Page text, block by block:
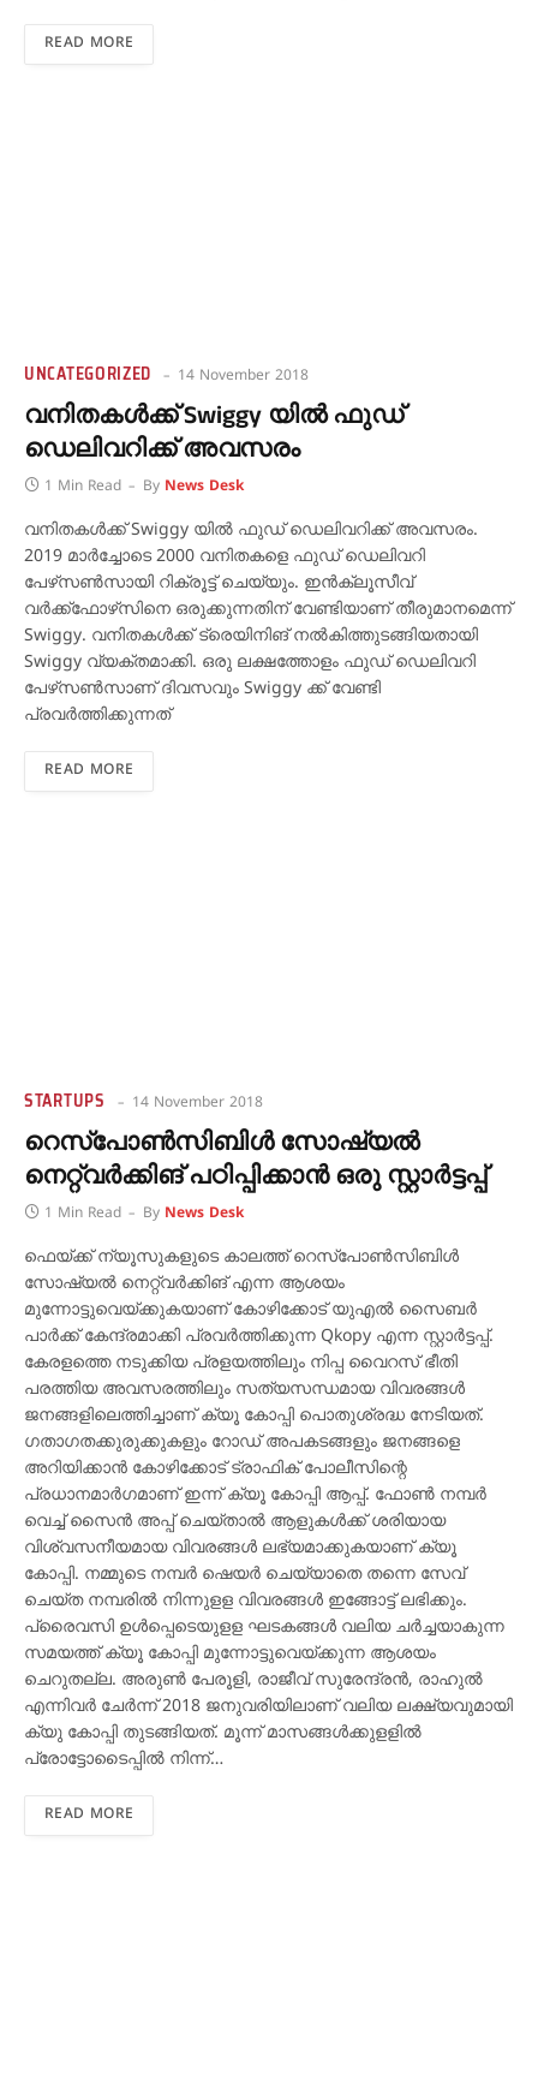
READ MORE
UNCATEGORIZED 14 November 2018
വനിതകള്‍ക്ക് Swiggy യില്‍ ഫുഡ്
ഡെലിവറിക്ക് അവസരം
1 Min Read By News Desk
വനിതകള്‍ക്ക് Swiggy യില്‍ ഫുഡ് ഡെലിവറിക്ക് അവസരം.
2019 മാര്‍ച്ചോടെ 2000 വനിതകളെ ഫുഡ് ഡെലിവറി
പേഴ്‌സണ്‍സായി റിക്രൂട്ട് ചെയ്യും. ഇന്‍ക്ലൂസീവ്
വര്‍ക്ക്‌ഫോഴ്‌സിനെ ഒരുക്കുന്നതിന് വേണ്ടിയാണ് തീരുമാനമെന്ന്
Swiggy. വനിതകള്‍ക്ക് ട്രെയിനിങ് നല്‍കിത്തുടങ്ങിയതായി
Swiggy വ്യക്തമാക്കി. ഒരു ലക്ഷത്തോളം ഫുഡ് ഡെലിവറി
പേഴ്‌സണ്‍സാണ് ദിവസവും Swiggy ക്ക് വേണ്ടി
പ്രവര്‍ത്തിക്കുന്നത്
READ MORE
STARTUPS 14 November 2018
റെസ്‌പോണ്‍സിബിള്‍ സോഷ്യല്‍
നെറ്റ്‌വര്‍ക്കിങ് പഠിപ്പിക്കാന്‍ ഒരു സ്റ്റാര്‍ട്ടപ്പ്
1 Min Read By News Desk
ഫെയ്ക്ക് ന്യൂസുകളുടെ കാലത്ത് റെസ്‌പോണ്‍സിബിള്‍
സോഷ്യല്‍ നെറ്റ്‌വര്‍ക്കിങ് എന്ന ആശയം
മുന്നോട്ടുവെയ്ക്കുകയാണ് കോഴിക്കോട് യുഎല്‍ സൈബര്‍
പാര്‍ക്ക് കേന്ദ്രമാക്കി പ്രവര്‍ത്തിക്കുന്ന Qkopy എന്ന സ്റ്റാര്‍ട്ടപ്പ്.
കേരളത്തെ നടുക്കിയ പ്രളയത്തിലും നിപ്പ വൈറസ് ഭീതി
പരത്തിയ അവസരത്തിലും സത്യസന്ധമായ വിവരങ്ങള്‍
ജനങ്ങളിലെത്തിച്ചാണ് ക്യൂ കോപ്പി പൊതുശ്രദ്ധ നേടിയത്.
ഗതാഗതക്കുരുക്കുകളും റോഡ് അപകടങ്ങളും ജനങ്ങളെ
അറിയിക്കാന്‍ കോഴിക്കോട് ട്രാഫിക് പോലീസിന്റെ
പ്രധാനമാര്‍ഗമാണ് ഇന്ന് ക്യൂ കോപ്പി ആപ്പ്. ഫോണ്‍ നമ്പര്‍
വെച്ച് സൈന്‍ അപ്പ് ചെയ്താല്‍ ആളുകള്‍ക്ക് ശരിയായ
വിശ്വസനീയമായ വിവരങ്ങള്‍ ലഭ്യമാക്കുകയാണ് ക്യൂ
കോപ്പി. നമ്മുടെ നമ്പര്‍ ഷെയര്‍ ചെയ്യാതെ തന്നെ സേവ്
ചെയ്ത നമ്പരില്‍ നിന്നുളള വിവരങ്ങള്‍ ഇങ്ങോട്ട് ലഭിക്കും.
പ്രൈവസി ഉള്‍പ്പെടെയുളള ഘടകങ്ങള്‍ വലിയ ചര്‍ച്ചയാകുന്ന
സമയത്ത് ക്യൂ കോപ്പി മുന്നോട്ടുവെയ്ക്കുന്ന ആശയം
ചെറുതല്ല. അരുണ്‍ പേരൂളി, രാജീവ് സുരേന്ദ്രന്‍, രാഹുല്‍
എന്നിവര്‍ ചേര്‍ന്ന് 2018 ജനുവരിയിലാണ് വലിയ ലക്ഷ്യവുമായി
ക്യു കോപ്പി തുടങ്ങിയത്. മൂന്ന് മാസങ്ങള്‍ക്കുളളില്‍
പ്രോട്ടോടൈപ്പില്‍ നിന്ന്…
READ MORE